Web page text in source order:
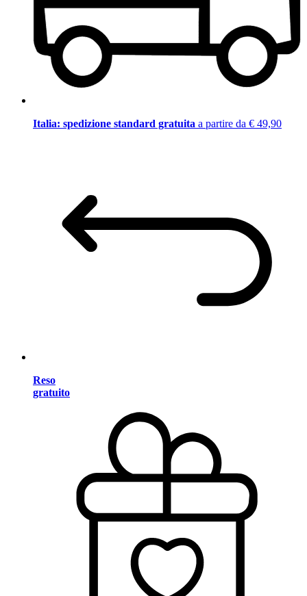
Italia: spedizione standard gratuita a partire da € 49,90
Reso
gratuito